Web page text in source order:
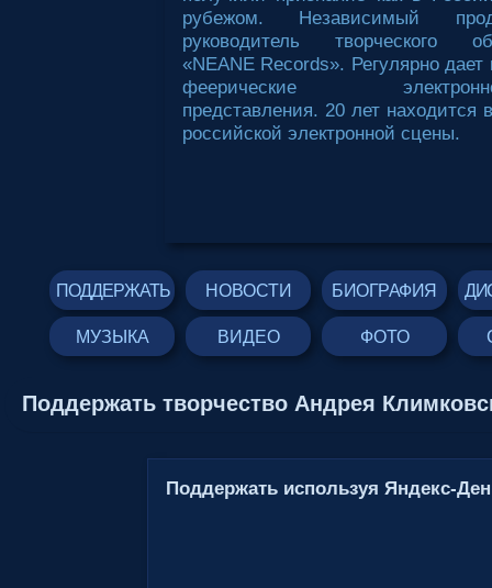
рубежом. Независимый
руководитель творческого
«NEANE Records». Регулярно дает
феерические электронно-
представления. 20 лет находится
российской электронной сцены.
ПОДДЕРЖАТЬ НОВОСТИ БИОГРАФИЯ
МУЗЫКА ВИДЕО ФОТО
Поддержать творчество Андрея
Поддержать используя Яндекс-